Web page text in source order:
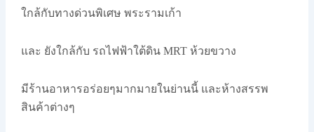
ใกล้กับทางด่วนพิเศษ พระรามเก้า
และ ยังใกล้กับ รถไฟฟ้าใต้ดิน MRT ห้วยขวาง
มีร้านอาหารอร่อยๆมากมายในย่านนี้ และห้างสรรพ
สินค้าต่างๆ